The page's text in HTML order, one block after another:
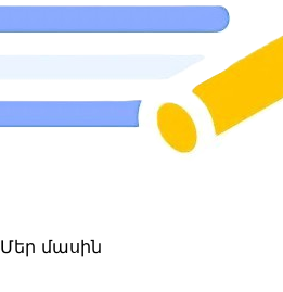
Մեր մասին